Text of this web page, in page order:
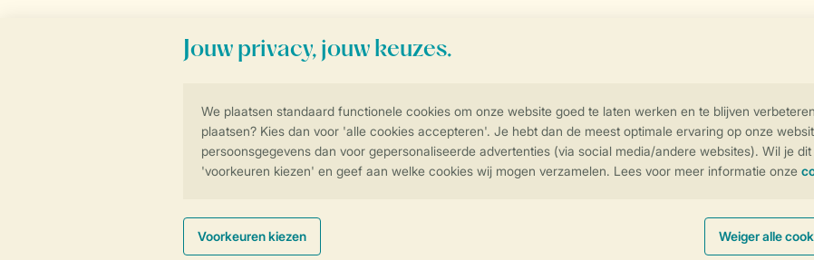
Controle over jouw gegevens & privacy
Instellingen wijzigen
Veilig en snel online boeken
Algemene Voorwaarden Disclaimer Toegankelijkheid